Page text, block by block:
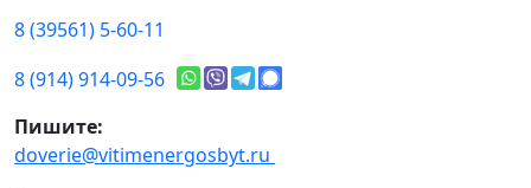
8 (39561) 5-60-11
8 (914) 914-09-56
Пишите:
doverie@vitimenergosbyt.ru